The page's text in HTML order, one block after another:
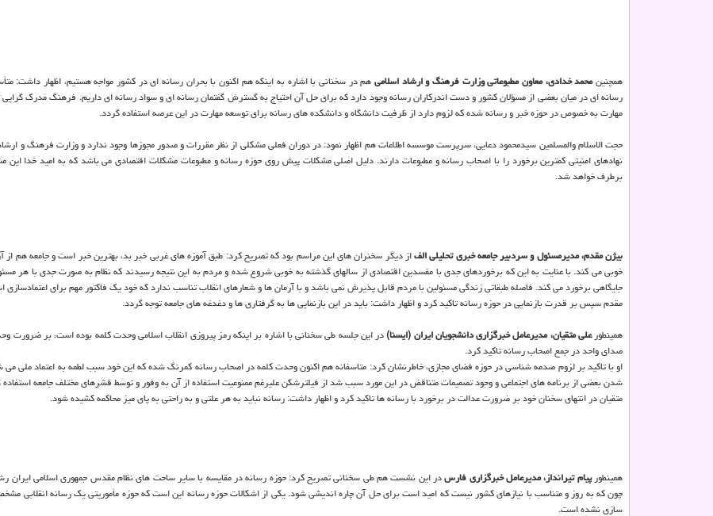
همچنینمحمد خدادی، معاون مطبوعاتی وزارت فرهنگ و ارشاد اسلامیهم در سخنانی با اشاره به اینکه هم اکنون با بحران رسانه ای در کشور مواجه هستیم، اظهار داشت:
رسانه ای در میان بعضی از مسؤلان کشور و دست اندرکاران رسانه وجود دارد که برای حل آن احتیاج به گسترش گفتمان رسانه ای و سواد رسانه ای داریم. فرهنگ مدرک
مهارت به خصوص در حوزه خبر و رسانه شده که لزوم دارد از ظرفیت دانشگاه و دانشکده های رسانه برای توسعه مهارت در این عرصه استفاده گردد.
حجت الاسلام والمسلمین سیدمحمود دعایی، سرپرست موسسه اطلاعات هم اظهار نمود: در دوران فعلی مشکلی از نظر مقررات و صدور مجوزها وجود ندارد و وزارت فرهنگ و
نهادهای امنیتی کمترین برخورد را با اصحاب رسانه و مطبوعات دارند. دلیل اصلی مشکلات پیش روی حوزه رسانه و مطبوعات مشکلات اقتصادی می باشد که به امید خدا این
برطرف خواهد شد.
بیژن مقدم، مدیرمسئول و سردبیر جامعه خبری تحلیلی الفاز دیگر سخنران های این مراسم بود که تصریح کرد: طبق آموزه های غربی خبر بد، بهترین خبر است و جامعه هم از
خوبی می کند. با عنایت به این که برخوردهای جدی با مفسدین اقتصادی از سالهای گذشته به خوبی شروع شده و مردم به این نتیجه رسیدند که نظام به صورت جدی با هر
جایگاهی برخورد می کند. فاصله طبقاتی زندگی مسئولین با مردم قابل پذیرش نمی باشد و با آرمان ها و شعارهای انقلاب تناسب ندارد که خود یک فاکتور مهم برای
مقدم سپس بر قدرت بازنمایی در حوزه رسانه تاکید کرد و اظهار داشت: باید در این بازنمایی ها به گرفتاری ها و دغدغه های جامعه توجه گردد.
همینطورعلی متقیان، مدیرعامل خبرگزاری دانشجویان ایران (ایسنا)در این جلسه طی سخنانی با اشاره بر اینکه رمز پیروزی انقلاب اسلامی وحدت کلمه بوده است، بر ضرورت
صدای واحد در جمع اصحاب رسانه تاکید کرد.
او با تاکید بر لزوم صدمه شناسی در حوزه فضای مجازی، خاطرنشان کرد: متاسفانه هم اکنون وحدت کلمه در اصحاب رسانه کمرنگ شده که این خود سبب لطمه به اعتماد ملی می
شدن بعضی از برنامه های اجتماعی و وجود تصمیمات متناقض در این مورد سبب شد از فیلترشکن علیرغم ممنوعیت استفاده از آن به وفور و توسط قشرهای مختلف جامعه
متقیان در انتهای سخنان خود بر ضرورت عدالت در برخورد با رسانه ها تاکید کرد و اظهار داشت: رسانه نباید به هر علتی و به راحتی به پای میز محاکمه کشیده شود.
همینطورپیام تیرانداز، مدیرعامل خبرگزاری فارسدر این نشست هم طی سخنانی تصریح کرد: حوزه رسانه در مقایسه با سایر ساحت های نظام مقدس جمهوری اسلامی ایران
چون که به روز و متناسب با نیازهای کشور نیست که امید است برای حل آن چاره اندیشی شود. یکی از اشکالات حوزه رسانه این است که حوزه مأموریتی یک رسانه انقلابی
سازی نشده است.